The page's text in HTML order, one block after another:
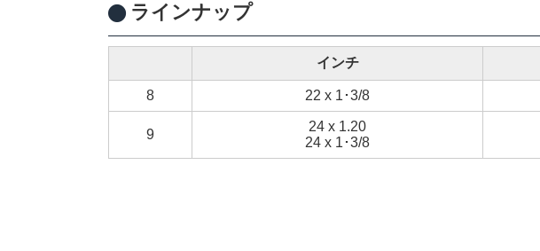
ラインナップ
インチ
8 22 x 1･3/8
9
24 x 1.20
24 x 1･3/8